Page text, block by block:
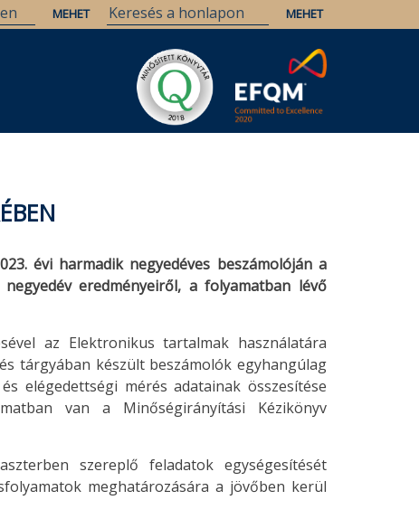
évi harmadik negyedéves beszámolóján a
eredményeiről, a folyamatban lévő
az Elektronikus tartalmak használatára
tárgyában készült beszámolók egyhangúlag
elégedettségi mérés adatainak összesítése
van a Minőségirányítási Kézikönyv
szereplő feladatok egységesítését
meghatározására a jövőben kerül